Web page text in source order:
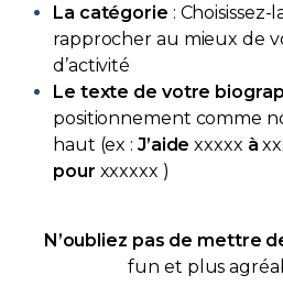
La catégorie :
rapprocher au mieux de
d’activité
Le texte de votre
positionnement comme
haut (ex : J’aide xxxxx à
pour xxxxxx )
N’oubliez pas de mettre
fun et plus